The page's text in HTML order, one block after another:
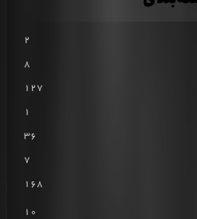
2
8
127
1
36
7
168
10